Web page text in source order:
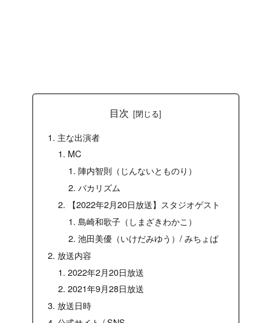
目次
主な出演者
MC
陣内智則（じんないとものり）
バカリズム
【2022年2月20日放送】スタジオゲスト
島崎和歌子（しまざきわかこ）
池田美優（いけだみゆう）/ みちょぱ
放送内容
2022年2月20日放送
2021年9月28日放送
放送日時